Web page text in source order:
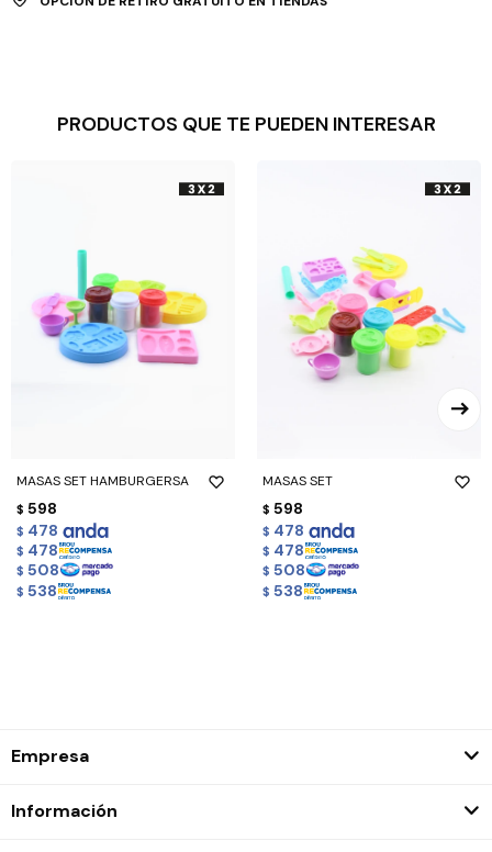
PRODUCTOS QUE TE PUEDEN INTERESAR
MASAS SET HAMBURGERSA
$ 598
$ 478
$ 478
$ 508
$ 538
MASAS SET
$ 598
$ 478
$ 478
$ 508
$ 538
Empresa
Información